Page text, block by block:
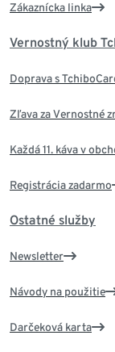
Zákaznícka linka
Vernostný klub
Doprava s
Zľava za Vernostné
Každá 11. káva v
Registrácia zadarmo
Ostatné služby
Newsletter
Návody na použitie
Darčeková karta